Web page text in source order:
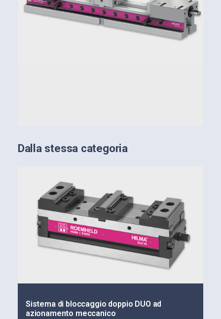
Dalla stessa categoria
Sistema di bloccaggio doppio DUO ad
azionamento meccanico